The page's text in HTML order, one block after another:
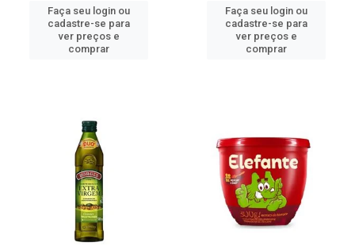
Faça seu login ou
cadastre-se para
ver preços e
comprar
Faça seu login ou
cadastre-se para
ver preços e
comprar